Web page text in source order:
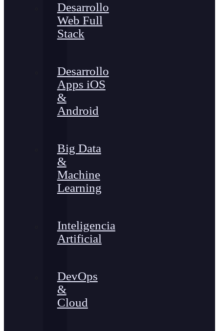
Desarrollo
Web Full
Stack
Desarrollo
Apps iOS
&
Android
Big Data
&
Machine
Learning
Inteligencia
Artificial
DevOps
&
Cloud